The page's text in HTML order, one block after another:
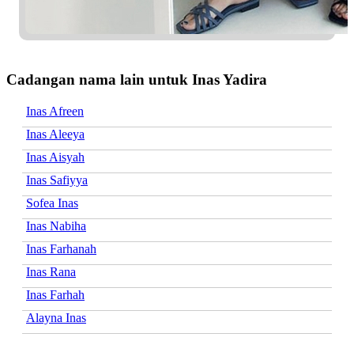
Cadangan nama lain untuk Inas Yadira
Inas Afreen
Inas Aleeya
Inas Aisyah
Inas Safiyya
Sofea Inas
Inas Nabiha
Inas Farhanah
Inas Rana
Inas Farhah
Alayna Inas